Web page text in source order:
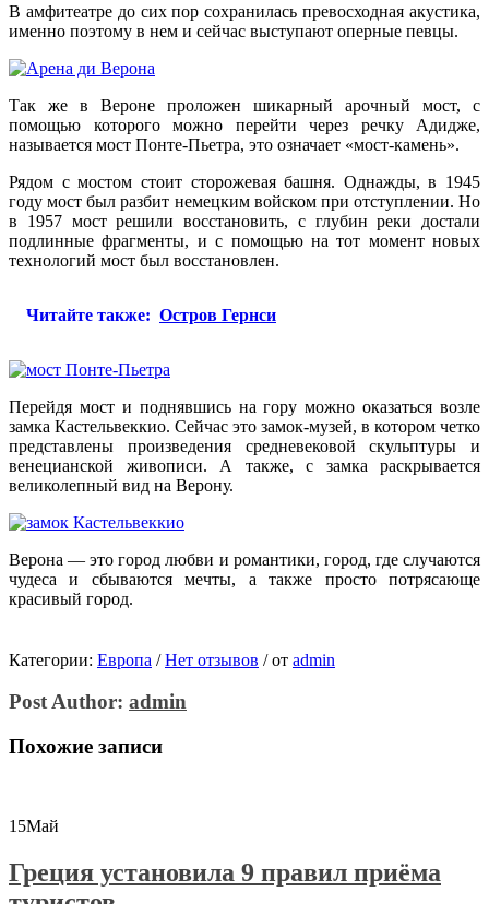
В амфитеатре до сих пор сохранилась превосходная акустика,
именно поэтому в нем и сейчас выступают оперные певцы.
Так же в Вероне проложен шикарный арочный мост, с
помощью которого можно перейти через речку Адидже,
называется мост Понте-Пьетра, это означает «мост-камень».
Рядом с мостом стоит сторожевая башня. Однажды, в 1945
году мост был разбит немецким войском при отступлении. Но
в 1957 мост решили восстановить, с глубин реки достали
подлинные фрагменты, и с помощью на тот момент новых
технологий мост был восстановлен.
Читайте также: Остров Гернси
Перейдя мост и поднявшись на гору можно оказаться возле
замка Кастельвеккио. Сейчас это замок-музей, в котором четко
представлены произведения средневековой скульптуры и
венецианской живописи. А также, с замка раскрывается
великолепный вид на Верону.
Верона — это город любви и романтики, город, где случаются
чудеса и сбываются мечты, а также просто потрясающе
красивый город.
Категории: Европа / Нет отзывов /от admin
Post Author: admin
Похожие записи
15Май
Греция установила 9 правил приёма